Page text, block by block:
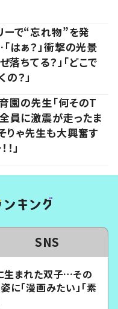
ーで“忘れ物”を発
はぁ？」衝撃の光景
落ちてる？」「どこで
？」
園の先生「何そのT
員に激震が走ったま
りゃ先生も大興奮す
」
SNS
生まれた双子…その
に「漫画みたい」「素